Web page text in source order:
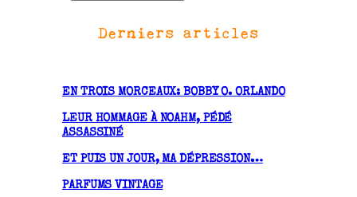
v
s
Derniers articles
EN TROIS MORCEAUX: BOBBY O. ORLANDO
LEUR HOMMAGE À NOAHM, PÉDÉ
ASSASSINÉ
ET PUIS UN JOUR, MA DÉPRESSION…
PARFUMS VINTAGE